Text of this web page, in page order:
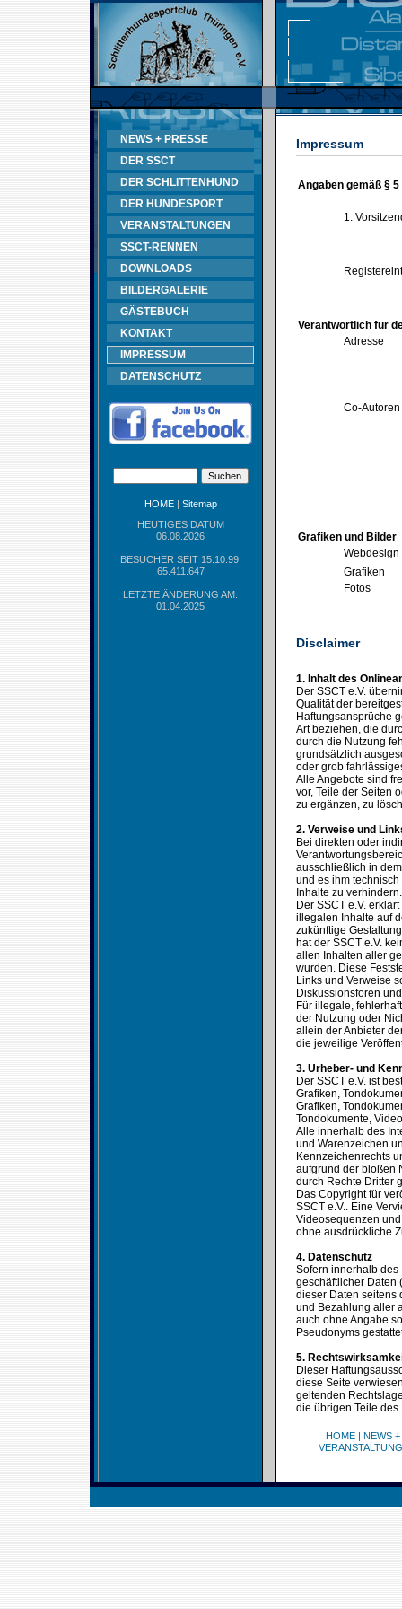
NEWS + PRESSE
DER SSCT
DER SCHLITTENHUND
DER HUNDESPORT
VERANSTALTUNGEN
SSCT-RENNEN
DOWNLOADS
BILDERGALERIE
GÄSTEBUCH
KONTAKT
IMPRESSUM
DATENSCHUTZ
HOME| Sitemap
HEUTIGES DATUM
06.08.2026
BESUCHER SEIT 15.10.99:
65.411.647
LETZTE ÄNDERUNG AM:
01.04.2025
Impressum
Angaben gemäß § 5
1.
Verantwortlich für
Adresse
Co-Autoren
Grafiken und Bilder
Webdesign
Grafiken
Fotos
Disclaimer
1. Inhalt des
Der SSCT e.V.
Qualität der
Haftungsansprüche
Art beziehen, die
durch die Nutzung
grundsätzlich
oder grob
Alle Angebote sind
vor, Teile der Seiten
zu ergänzen, zu
2. Verweise und
Bei direkten oder
ausschließlich in
und es ihm
Inhalte zu verhindern.
Der SSCT e.V.
illegalen Inhalte auf
zukünftige
hat der SSCT e.V.
allen Inhalten aller
wurden. Diese
Links und Verweise
Diskussionsforen
Für illegale,
der Nutzung oder
allein der Anbieter
die jeweilige
3. Urheber- und
Der SSCT e.V. ist
Grafiken,
Grafiken,
Tondokumente,
Alle innerhalb des
und Warenzeichen
Kennzeichenrechts
aufgrund der bloßen
durch Rechte Dritter
Das Copyright für
SSCT e.V.. Eine
Videosequenzen
ohne ausdrückliche
4. Datenschutz
Sofern innerhalb
geschäftlicher Daten
dieser Daten seitens
und Bezahlung aller
auch ohne Angabe
Pseudonyms
5.
Dieser
diese Seite
geltenden
die übrigen Teile
HOME| NEWS